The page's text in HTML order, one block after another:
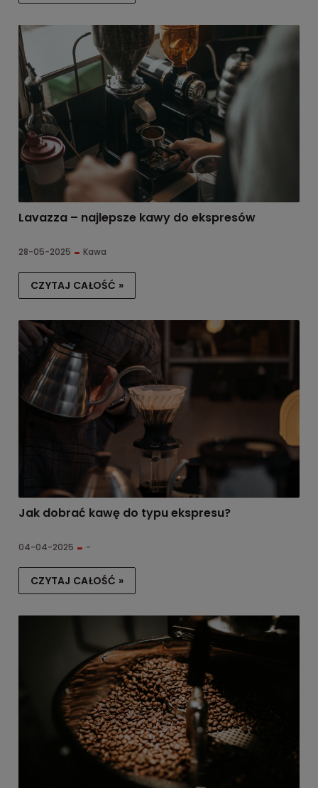
Lavazza – najlepsze kawy do ekspresów
28-05-2025 Kawa
CZYTAJ CAŁOŚĆ »
Jak dobrać kawę do typu ekspresu?
04-04-2025 -
CZYTAJ CAŁOŚĆ »